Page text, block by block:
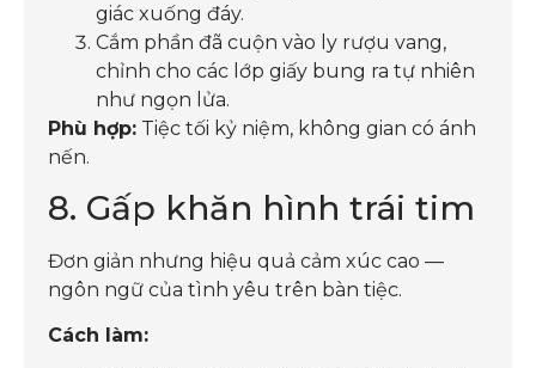
giác xuống đáy.
Cắm phần đã cuộn vào ly rượu vang,
chỉnh cho các lớp giấy bung ra tự nhiên
như ngọn lửa.
Phù hợp: Tiệc tối kỷ niệm, không gian có ánh
nến.
8. Gấp khăn hình trái tim
Đơn giản nhưng hiệu quả cảm xúc cao —
ngôn ngữ của tình yêu trên bàn tiệc.
Cách làm: